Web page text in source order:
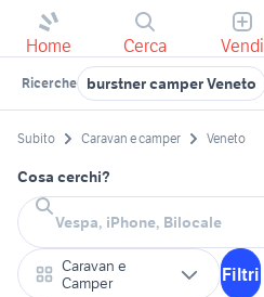
Home Cerca Vendi
Ricerche burstner camper Veneto
Subito Caravan e camper Veneto
Cosa cerchi?
Caravan e
Camper
Filtri